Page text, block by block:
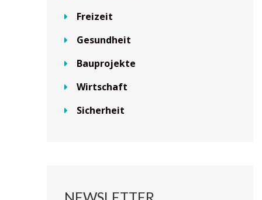
Freizeit
Gesundheit
Bauprojekte
Wirtschaft
Sicherheit
NEWSLETTER